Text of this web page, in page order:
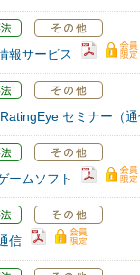
報サービス
セミナー（
ームソフト
信